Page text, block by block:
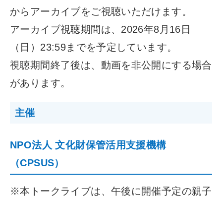
からアーカイブをご視聴いただけます。
アーカイブ視聴期間は、2026年8月16日
（日）23:59までを予定しています。
視聴期間終了後は、動画を非公開にする場合
があります。
主催
NPO法人 文化財保管活用支援機構
（CPSUS）
※本トークライブは、午後に開催予定の親子